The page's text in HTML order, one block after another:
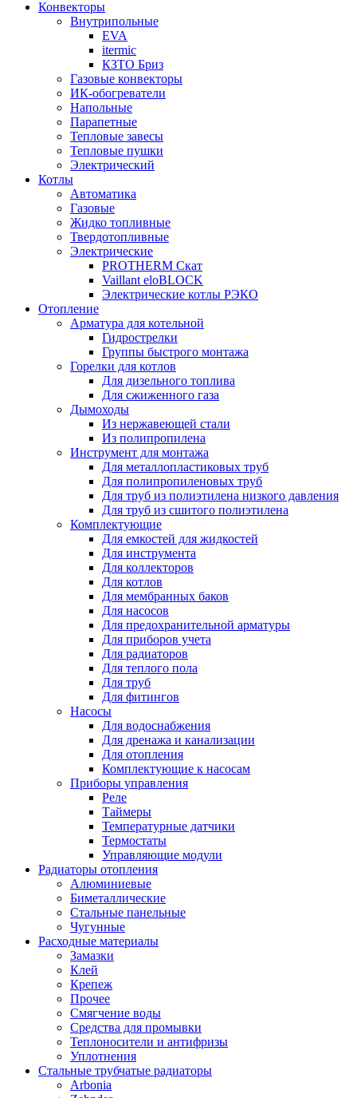
Конвекторы
Внутрипольные
EVA
itermic
КЗТО Бриз
Газовые конвекторы
ИК-обогреватели
Напольные
Парапетные
Тепловые завесы
Тепловые пушки
Электрический
Котлы
Автоматика
Газовые
Жидко топливные
Твердотопливные
Электрические
PROTHERM Скат
Vaillant eloBLOCK
Электрические котлы РЭКО
Отопление
Арматура для котельной
Гидрострелки
Группы быстрого монтажа
Горелки для котлов
Для дизельного топлива
Для сжиженного газа
Дымоходы
Из нержавеющей стали
Из полипропилена
Инструмент для монтажа
Для металлопластиковых труб
Для полипропиленовых труб
Для труб из полиэтилена низкого давления
Для труб из сшитого полиэтилена
Комплектующие
Для емкостей для жидкостей
Для инструмента
Для коллекторов
Для котлов
Для мембранных баков
Для насосов
Для предохранительной арматуры
Для приборов учета
Для радиаторов
Для теплого пола
Для труб
Для фитингов
Насосы
Для водоснабжения
Для дренажа и канализации
Для отопления
Комплектующие к насосам
Приборы управления
Реле
Таймеры
Температурные датчики
Термостаты
Управляющие модули
Радиаторы отопления
Алюминиевые
Биметаллические
Стальные панельные
Чугунные
Расходные материалы
Замазки
Клей
Крепеж
Прочее
Смягчение воды
Средства для промывки
Теплоносители и антифризы
Уплотнения
Стальные трубчатые радиаторы
Arbonia